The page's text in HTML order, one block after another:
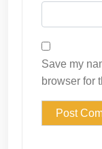
Save my
browser for